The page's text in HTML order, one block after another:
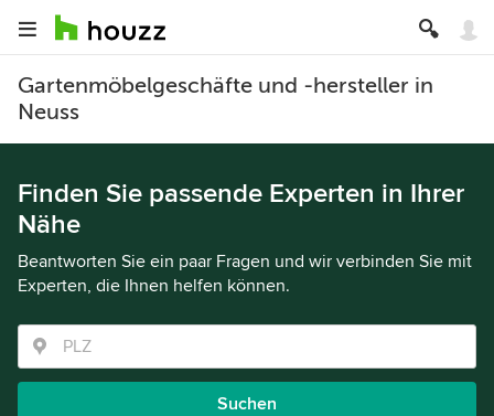
Gartenmöbelgeschäfte und -hersteller in
Neuss
Finden Sie passende Experten in Ihrer
Nähe
Beantworten Sie ein paar Fragen und wir verbinden Sie mit
Experten, die Ihnen helfen können.
Suchen